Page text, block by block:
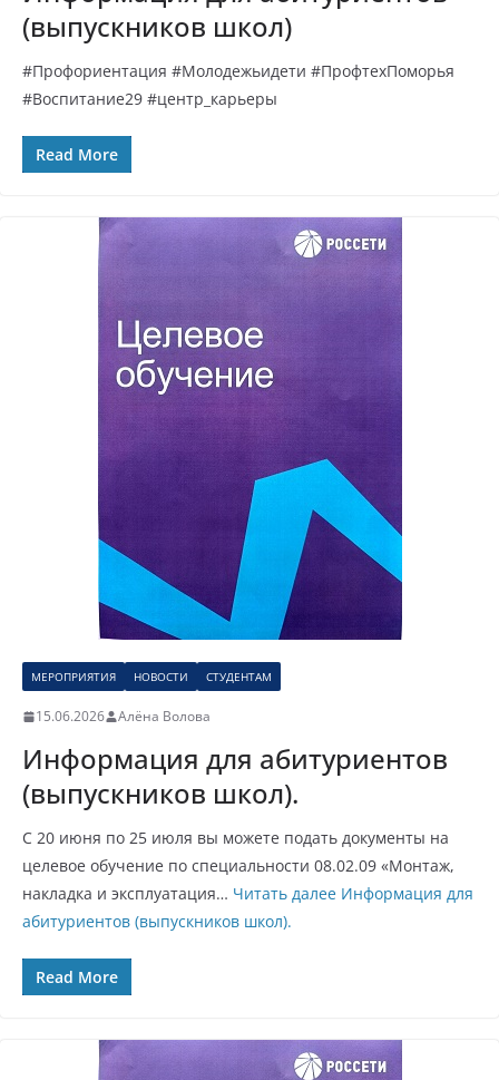
(выпускников школ)
#Профориентация #Молодежьидети #ПрофтехПоморья
#Воспитание29 #центр_карьеры
Read More
МЕРОПРИЯТИЯ НОВОСТИ СТУДЕНТАМ
15.06.2026 Алёна Волова
Информация для абитуриентов
(выпускников школ).
С 20 июня по 25 июля вы можете подать документы на
целевое обучение по специальности 08.02.09 «Монтаж,
накладка и эксплуатация… Читать далее Информация для
абитуриентов (выпускников школ).
Read More